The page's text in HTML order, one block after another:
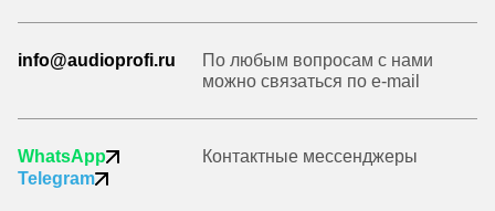
info@audioprofi.ru
По любым вопросам с нами
можно связаться по e-mail
WhatsApp
Telegram
Контактные мессенджеры